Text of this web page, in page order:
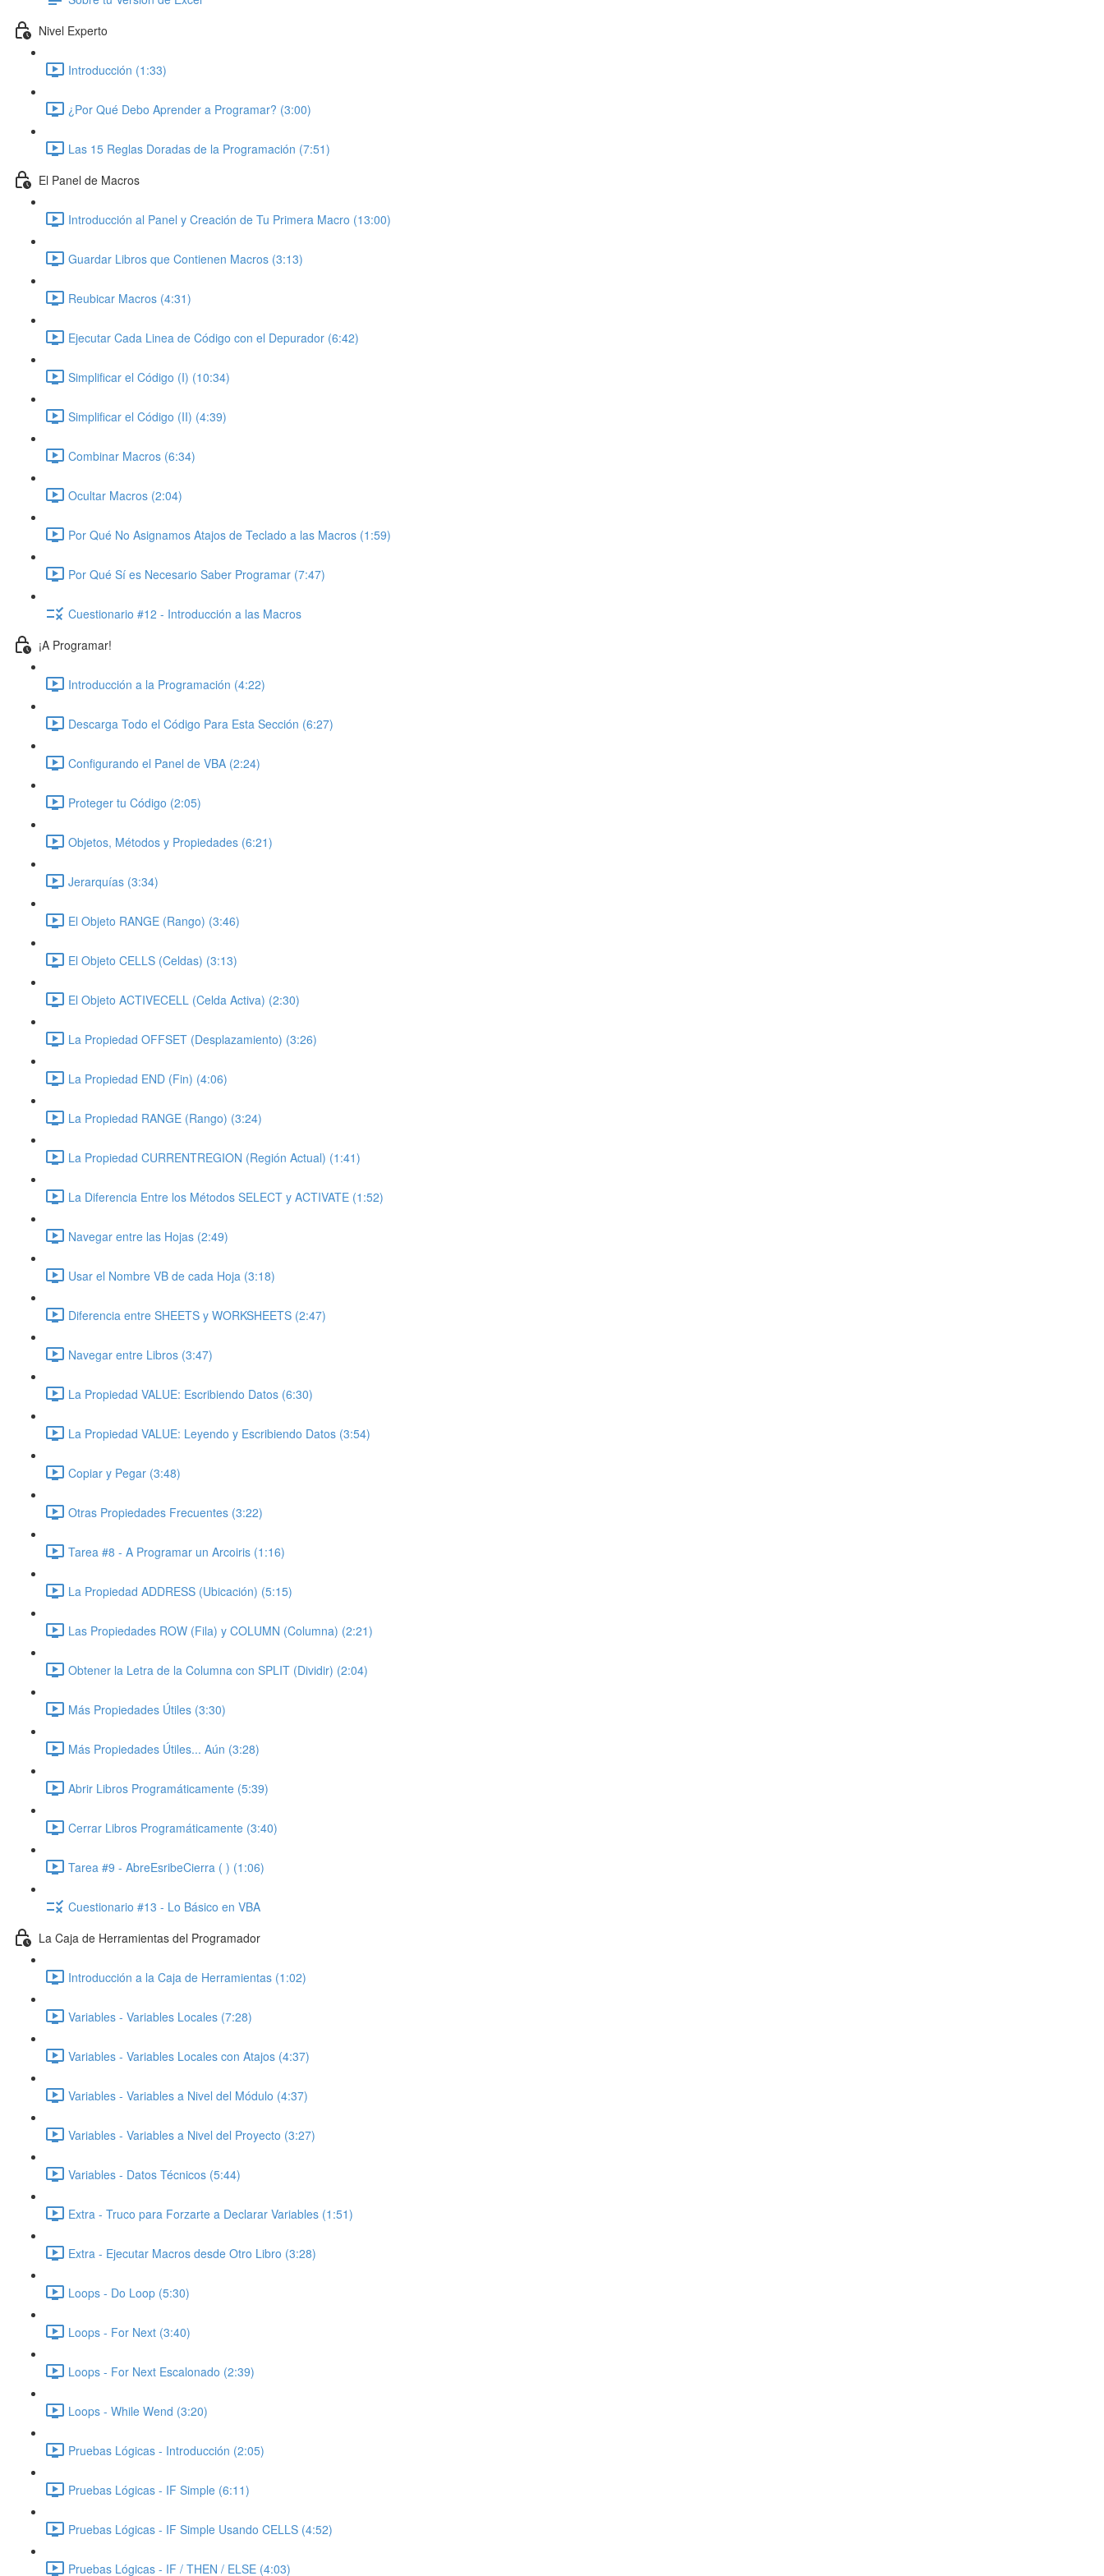
Nivel Experto
Introducción (1:33)
¿Por Qué Debo Aprender a Programar? (3:00)
Las 15 Reglas Doradas de la Programación (7:51)
El Panel de Macros
Introducción al Panel y Creación de Tu Primera Macro (13:00)
Guardar Libros que Contienen Macros (3:13)
Reubicar Macros (4:31)
Ejecutar Cada Linea de Código con el Depurador (6:42)
Simplificar el Código (I) (10:34)
Simplificar el Código (II) (4:39)
Combinar Macros (6:34)
Ocultar Macros (2:04)
Por Qué No Asignamos Atajos de Teclado a las Macros (1:59)
Por Qué Sí es Necesario Saber Programar (7:47)
Cuestionario #12 - Introducción a las Macros
¡A Programar!
Introducción a la Programación (4:22)
Descarga Todo el Código Para Esta Sección (6:27)
Configurando el Panel de VBA (2:24)
Proteger tu Código (2:05)
Objetos, Métodos y Propiedades (6:21)
Jerarquías (3:34)
El Objeto RANGE (Rango) (3:46)
El Objeto CELLS (Celdas) (3:13)
El Objeto ACTIVECELL (Celda Activa) (2:30)
La Propiedad OFFSET (Desplazamiento) (3:26)
La Propiedad END (Fin) (4:06)
La Propiedad RANGE (Rango) (3:24)
La Propiedad CURRENTREGION (Región Actual) (1:41)
La Diferencia Entre los Métodos SELECT y ACTIVATE (1:52)
Navegar entre las Hojas (2:49)
Usar el Nombre VB de cada Hoja (3:18)
Diferencia entre SHEETS y WORKSHEETS (2:47)
Navegar entre Libros (3:47)
La Propiedad VALUE: Escribiendo Datos (6:30)
La Propiedad VALUE: Leyendo y Escribiendo Datos (3:54)
Copiar y Pegar (3:48)
Otras Propiedades Frecuentes (3:22)
Tarea #8 - A Programar un Arcoiris (1:16)
La Propiedad ADDRESS (Ubicación) (5:15)
Las Propiedades ROW (Fila) y COLUMN (Columna) (2:21)
Obtener la Letra de la Columna con SPLIT (Dividir) (2:04)
Más Propiedades Útiles (3:30)
Más Propiedades Útiles... Aún (3:28)
Abrir Libros Programáticamente (5:39)
Cerrar Libros Programáticamente (3:40)
Tarea #9 - AbreEsribeCierra ( ) (1:06)
Cuestionario #13 - Lo Básico en VBA
La Caja de Herramientas del Programador
Introducción a la Caja de Herramientas (1:02)
Variables - Variables Locales (7:28)
Variables - Variables Locales con Atajos (4:37)
Variables - Variables a Nivel del Módulo (4:37)
Variables - Variables a Nivel del Proyecto (3:27)
Variables - Datos Técnicos (5:44)
Extra - Truco para Forzarte a Declarar Variables (1:51)
Extra - Ejecutar Macros desde Otro Libro (3:28)
Loops - Do Loop (5:30)
Loops - For Next (3:40)
Loops - For Next Escalonado (2:39)
Loops - While Wend (3:20)
Pruebas Lógicas - Introducción (2:05)
Pruebas Lógicas - IF Simple (6:11)
Pruebas Lógicas - IF Simple Usando CELLS (4:52)
Pruebas Lógicas - IF / THEN / ELSE (4:03)